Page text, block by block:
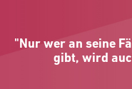
"Nur wer an seine
gibt, wird